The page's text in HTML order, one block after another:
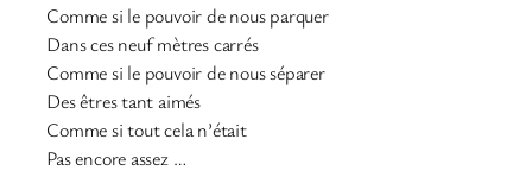
Comme si le pouvoir de nous parquer
Dans ces neuf mètres carrés
Comme si le pouvoir de nous séparer
Des êtres tant aimés
Comme si tout cela n’était
Pas encore assez …